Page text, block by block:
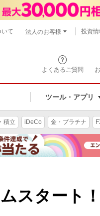
よくあるご質問
ツール・アプリ
て 法人のお客様 投資
積立 iDeCo 金・プラチナ
スタート